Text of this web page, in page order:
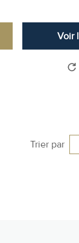
Voir
Trier par